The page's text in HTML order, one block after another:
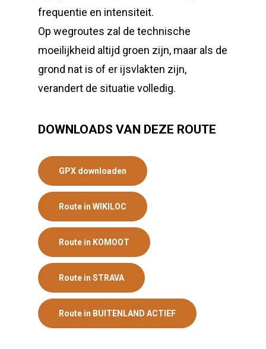
frequentie en intensiteit.
Op wegroutes zal de technische
moeilijkheid altijd groen zijn, maar als de
grond nat is of er ijsvlakten zijn,
verandert de situatie volledig.
DOWNLOADS VAN DEZE ROUTE
GPX downloaden
Route in WIKILOC
Route in KOMOOT
Route in STRAVA
Route in BUITENLAND ACTIEF